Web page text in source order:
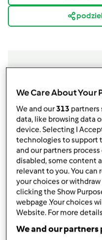
Zupa po " tajsku"
60-70gmarchewki,
180gpapryki
2cm)
1cebula szalotka,
2ząbkiczosnku,ok.
5 gkorzenia imbiru,
2mm plastry
0,5-1 papryczki chili,
plasterki
We Care About Your
We and our313 partners
data, like browsing data
device. Selecting I
technologies to support
and our partners
disabled, some content
relevant to you. You can
your choices or
clicking the Show
webpage .Your choices
Website. For more
We and our